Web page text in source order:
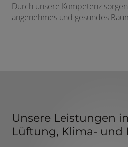
Durch unsere Kompetenz
angenehmes und gesundes
Unsere Leistungen
Lüftung, Klima- und